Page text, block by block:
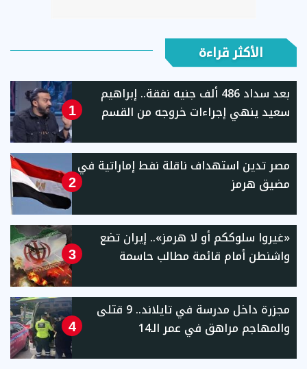
الأكثر قراءة
1
بعد سداد 486 ألف جنيه نفقة.. إبراهيم
سعيد ينهي إجراءات خروجه من القسم
2
مصر تدين استهداف ناقلة نفط إماراتية في
مضيق هرمز
3
«غيروا سلوككم أو لا هرمز».. إيران تضع
واشنطن أمام قائمة مطالب حاسمة
4
مجزرة داخل مدرسة في تايلاند.. 9 قتلى
والمهاجم مراهق في عمر الـ14